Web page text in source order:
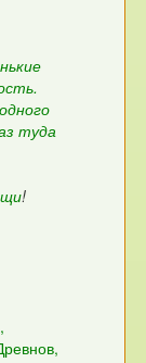
туда
!